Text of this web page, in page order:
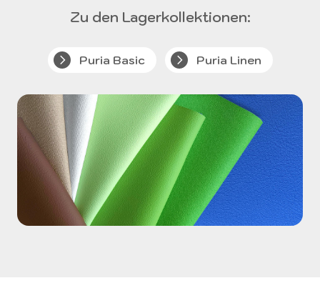
Zu den Lagerkollektionen:
Puria Basic Puria Linen